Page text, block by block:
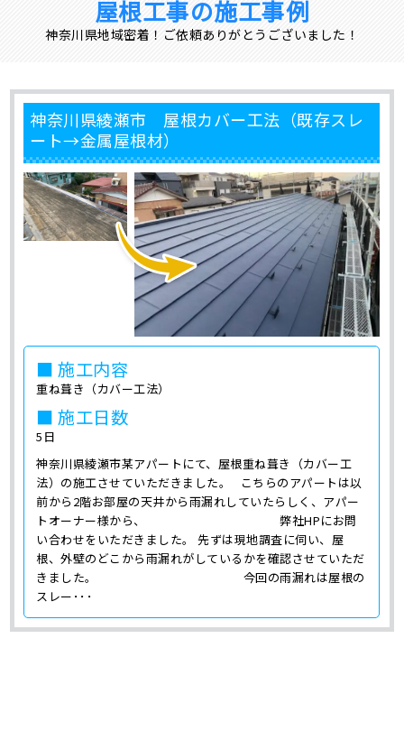
屋根工事の施工事例
神奈川県地域密着！ご依頼ありがとうございました！
神奈川県綾瀬市 屋根カバー工法（既存スレ
ート→金属屋根材）
■ 施工内容
重ね葺き（カバー工法）
■ 施工日数
5日
神奈川県綾瀬市某アパートにて、屋根重ね葺き（カバー工
法）の施工させていただきました。 こちらのアパートは以
前から2階お部屋の天井から雨漏れしていたらしく、アパー
トオーナー様から、 弊社HPにお問
い合わせをいただきました。 先ずは現地調査に伺い、屋
根、外壁のどこから雨漏れがしているかを確認させていただ
きました。 今回の雨漏れは屋根の
スレー･･･